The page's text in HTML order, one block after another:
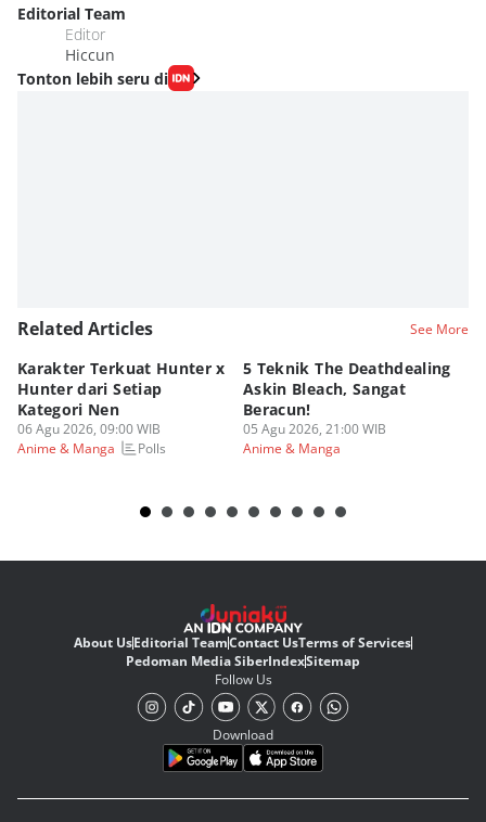
Editorial Team
Editor
Hiccun
Tonton lebih seru di
Related Articles See More
Karakter Terkuat Hunter x
Hunter dari Setiap
Kategori Nen
06 Agu 2026, 09:00 WIB
Anime & Manga
Polls
5 Teknik The Deathdealing
Askin Bleach, Sangat
Beracun!
05 Agu 2026, 21:00 WIB
Anime & Manga
About UsEditorial TeamContact UsTerms of Services
Pedoman Media SiberIndexSitemap
Follow Us
Download